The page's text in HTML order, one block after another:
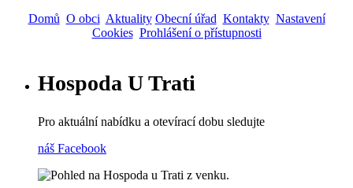
Domů O obci Aktuality Obecní úřad Kontakty Nastavení
Cookies Prohlášení o přístupnosti
Hospoda U Trati
Pro aktuální nabídku a otevírací dobu sledujte
náš Facebook